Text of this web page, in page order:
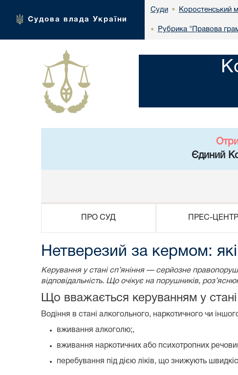
Судова влада України
Суди • Коростенський
• Рубрика "Правова
Єдиний
ПРО СУД ПРЕС-ЦЕНТР
Нетверезий за кермом:
Керування у стані сп’яніння — серйозне
відповідальність. Що очікує на порушників,
Що вважається керуванням у стані
Водіння в стані алкогольного, наркотичного чи
вживання алкоголю;,
вживання наркотичних або психотропних
перебування під дією ліків, що знижують